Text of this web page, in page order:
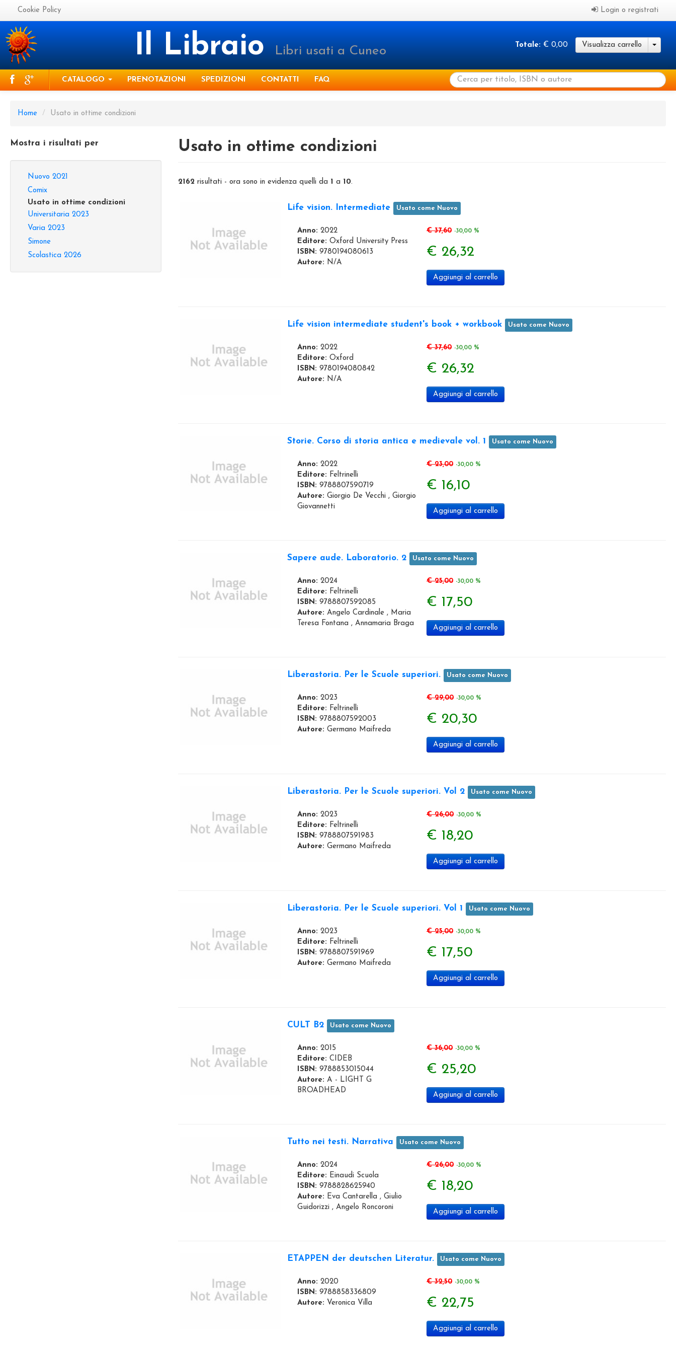
Cookie Policy Login o registrati
Il LibraioLibri usati a Cuneo Totale: € 0,00 Visualizza carrello
CATALOGO PRENOTAZIONI SPEDIZIONI CONTATTI FAQ
Home / Usato in ottime condizioni
Mostra i risultati per
Nuovo 2021
Comix
Usato in ottime condizioni
Universitaria 2023
Varia 2023
Simone
Scolastica 2026
Usato in ottime condizioni
2162 risultati - ora sono in evidenza quelli da 1 a 10.
Life vision. Intermediate Usato come Nuovo
Anno: 2022
Editore: Oxford University Press
ISBN: 9780194080613
Autore: N/A
€ 37,60 -30,00 %
€ 26,32
Aggiungi al carrello
Life vision intermediate student's book + workbook Usato come Nuovo
Anno: 2022
Editore: Oxford
ISBN: 9780194080842
Autore: N/A
€ 37,60 -30,00 %
€ 26,32
Aggiungi al carrello
Storie. Corso di storia antica e medievale vol. 1 Usato come Nuovo
Anno: 2022
Editore: Feltrinelli
ISBN: 9788807590719
Autore: Giorgio De Vecchi , Giorgio
Giovannetti
€ 23,00 -30,00 %
€ 16,10
Aggiungi al carrello
Sapere aude. Laboratorio. 2 Usato come Nuovo
Anno: 2024
Editore: Feltrinelli
ISBN: 9788807592085
Autore: Angelo Cardinale , Maria
Teresa Fontana , Annamaria Braga
€ 25,00 -30,00 %
€ 17,50
Aggiungi al carrello
Liberastoria. Per le Scuole superiori. Usato come Nuovo
Anno: 2023
Editore: Feltrinelli
ISBN: 9788807592003
Autore: Germano Maifreda
€ 29,00 -30,00 %
€ 20,30
Aggiungi al carrello
Liberastoria. Per le Scuole superiori. Vol 2 Usato come Nuovo
Anno: 2023
Editore: Feltrinelli
ISBN: 9788807591983
Autore: Germano Maifreda
€ 26,00 -30,00 %
€ 18,20
Aggiungi al carrello
Liberastoria. Per le Scuole superiori. Vol 1 Usato come Nuovo
Anno: 2023
Editore: Feltrinelli
ISBN: 9788807591969
Autore: Germano Maifreda
€ 25,00 -30,00 %
€ 17,50
Aggiungi al carrello
CULT B2 Usato come Nuovo
Anno: 2015
Editore: CIDEB
ISBN: 9788853015044
Autore: A - LIGHT G
BROADHEAD
€ 36,00 -30,00 %
€ 25,20
Aggiungi al carrello
Tutto nei testi. Narrativa Usato come Nuovo
Anno: 2024
Editore: Einaudi Scuola
ISBN: 9788828625940
Autore: Eva Cantarella , Giulio
Guidorizzi , Angelo Roncoroni
€ 26,00 -30,00 %
€ 18,20
Aggiungi al carrello
ETAPPEN der deutschen Literatur. Usato come Nuovo
Anno: 2020
ISBN: 9788858336809
Autore: Veronica Villa
€ 32,50 -30,00 %
€ 22,75
Aggiungi al carrello